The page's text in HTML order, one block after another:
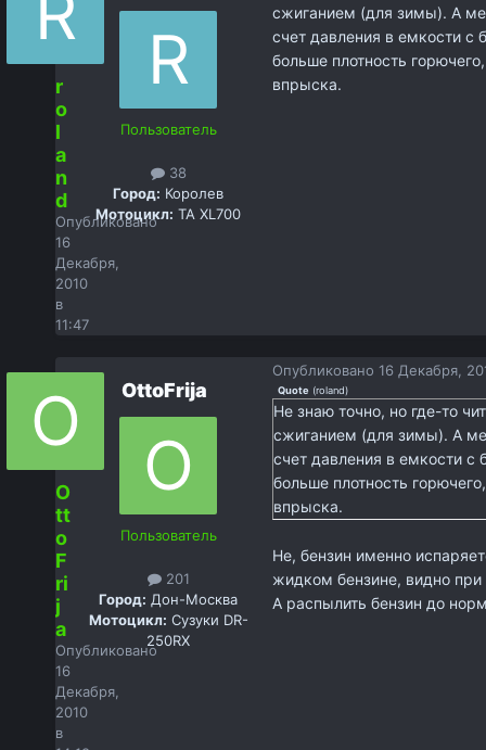
r
o
l
a
n
d
Опубликовано
16
Декабря,
2010
в
11:47
Пользователь
38
Город: Королев
Мотоцикл: TA XL700
сжиганием (для зимы). А
счет давления в емкости
больше плотность
впрыска.
O
tt
o
F
ri
j
a
Опубликовано
16
Декабря,
2010
в
OttoFrija
Пользователь
201
Город: Дон-Москва
Мотоцикл: Сузуки DR-
250RX
Опубликовано16 Декабря,
Quote (roland)
Не знаю точно, но где-то
сжиганием (для зимы). А
счет давления в емкости
больше плотность
впрыска.
Не, бензин именно
жидком бензине, видно при
А распылить бензин до